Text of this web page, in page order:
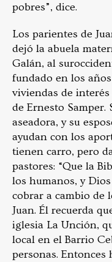
pobres”, dice.
Los parientes de
dejó la abuela
Galán, al
fundado en los
viviendas de
de Ernesto Samper.
aseadora, y su
ayudan con los
tienen carro, pero
pastores: “Que la
los humanos, y
cobrar a cambio de
Juan. Él recuerda
iglesia La Unción,
local en el Barrio
personas. Entonces